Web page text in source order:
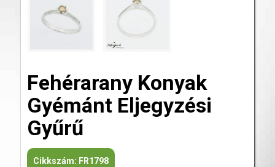
Fehérarany Konyak
Gyémánt Eljegyzési
Gyűrű
Cikkszám: FR1798